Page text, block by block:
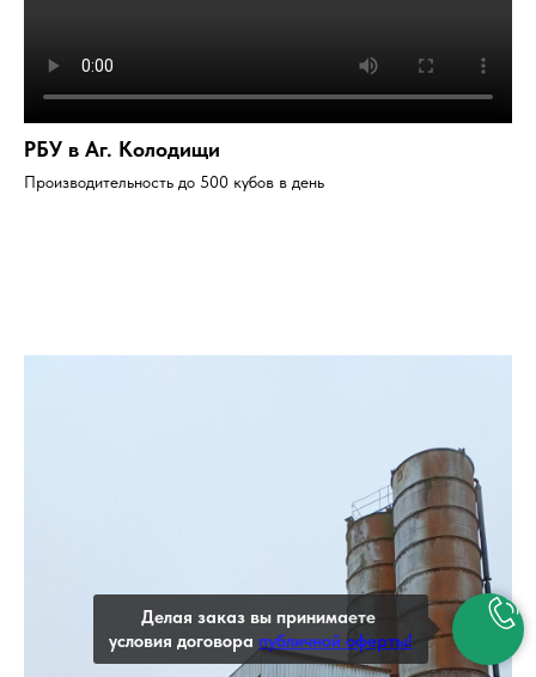
РБУ в Аг. Колодищи
Производительность до 500 кубов в день
Делая заказ вы принимаете
условия договора публичной оферты!